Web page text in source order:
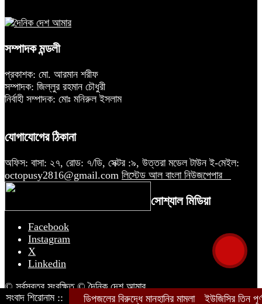
সম্পাদক মন্ডলী
প্রকাশক: মো. আরমান শরীফ
সম্পাদক: জিল্লুর রহমান চৌধুরী
নির্বাহী সম্পাদক: মোঃ মনিরুল ইসলাম
যোগাযোগের ঠিকানা
অফিস: বাসা: ২৭, রোড: ৭/ডি, সেক্টর :৯, উত্তরা মডেল টাউন ই-মেইল:
octopusy2816@gmail.com লিস্টেড আল বাংলা নিউজপেপার
সোশ্যাল মিডিয়া
Facebook
Instagram
X
Linkedin
© সর্বস্বত্ব সংরক্ষিত © দৈনিক দেশ আমার
সংবাদ শিরোনাম ::
ডিপজলের বিরুদ্ধে মানহানির মামলা ইউজিসির তিন